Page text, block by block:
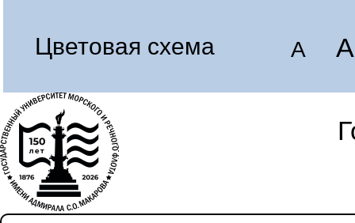
Цветовая схема A A